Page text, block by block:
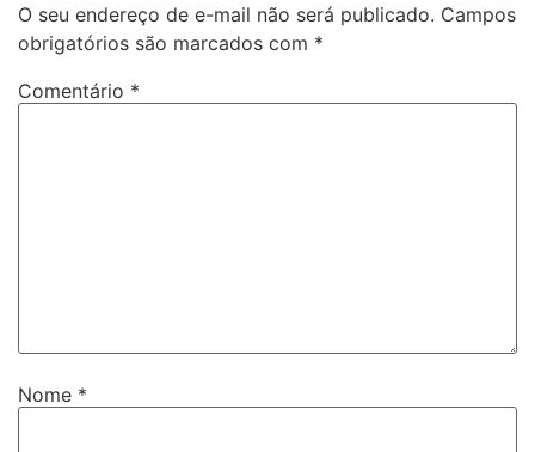
O seu endereço de e-mail não será publicado. Campos
obrigatórios são marcados com *
Comentário *
Nome *